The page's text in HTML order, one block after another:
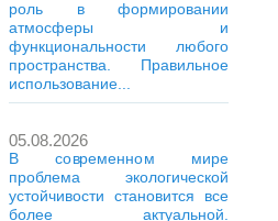
роль в формировании
атмосферы и
функциональности любого
пространства. Правильное
использование...
05.08.2026
В современном мире
проблема экологической
устойчивости становится все
более актуальной.